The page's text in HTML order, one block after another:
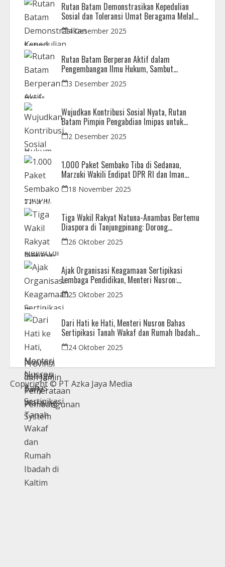
Rutan Batam Demonstrasikan Kepedulian
Sosial dan Toleransi Umat Beragama Melalui
Doa Bersama Korban Bencana
4 Desember 2025
Rutan Batam Berperan Aktif dalam
Pengembangan Ilmu Hukum, Sambut
Kunjungan Observasi Mahasiswa UIB
3 Desember 2025
Wujudkan Kontribusi Sosial Nyata, Rutan
Batam Pimpin Pengabdian Imipas untuk
Negeri di Masjid Syahrom Ba’dawi
2 Desember 2025
1.000 Paket Sembako Tiba di Sedanau,
Marzuki Wakili Endipat DPR RI dan Iman
Sutiawan Kawal Reses di Natuna
18 November 2025
Tiga Wakil Rakyat Natuna-Anambas Bertemu
Diaspora di Tanjungpinang: Dorong
Pemekaran Provinsi dan Jamin Pemerataan
Pembangunan
26 Oktober 2025
Ajak Organisasi Keagamaan Sertipikasi
Lembaga Pendidikan, Menteri Nusron:
Sebagai Early Warning System
25 Oktober 2025
Dari Hati ke Hati, Menteri Nusron Bahas
Sertipikasi Tanah Wakaf dan Rumah Ibadah
di Kaltim
24 Oktober 2025
Copyright © PT Azka Jaya Media